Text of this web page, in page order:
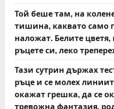
Той беше там, на
тишина, каквато само
наложат. Белите
ръцете си, леко
Тази сутрин държах
ръце и се молех
окажат грешка, да се
тревожна фантазия,